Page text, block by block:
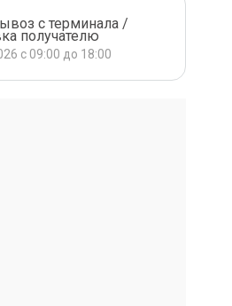
с терминала /
получателю
с 09:00 до 18:00